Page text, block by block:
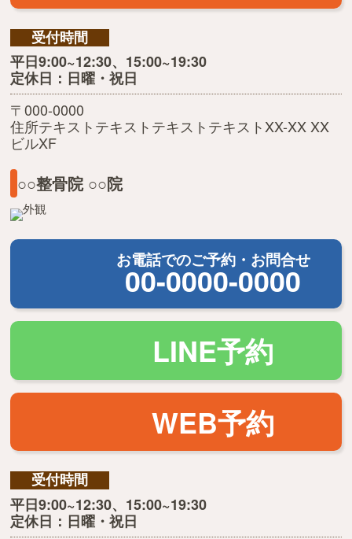
受付時間
平日9:00~12:30、15:00~19:30
定休日：日曜・祝日
〒000-0000
住所テキストテキストテキストテキストXX-XX XX
ビルXF
○○整骨院 ○○院
お電話でのご予約・お問合せ
00-0000-0000
LINE予約
WEB予約
受付時間
平日9:00~12:30、15:00~19:30
定休日：日曜・祝日